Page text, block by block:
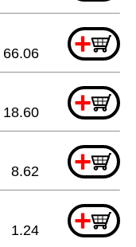
+
66.06
+
18.60
+
8.62
+
1.24